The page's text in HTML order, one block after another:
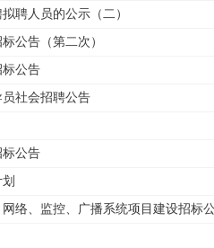
聘人员的公示（二）
公告（第二次）
标公告
社会招聘公告
公告
络、监控、广播系统项目建设招标